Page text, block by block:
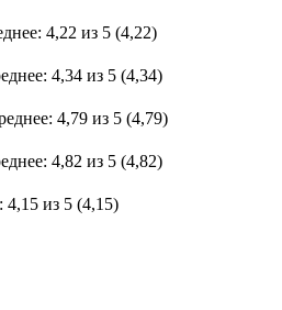
(4,22)
(4,34)
(4,79)
(4,82)
(4,15)